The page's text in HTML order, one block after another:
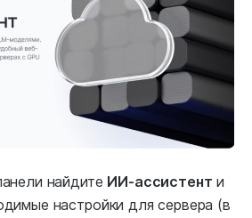
найдите ИИ-ассистент и
настройки для сервера (в